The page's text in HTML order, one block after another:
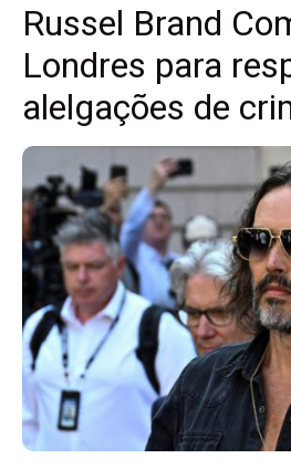
Russel Brand
Londres para
alelgações de